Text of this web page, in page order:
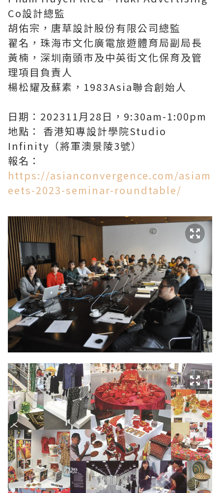
Co設計總監
胡佑宗，唐草設計股份有限公司總監
翟名，珠海市文化廣電旅遊體育局副局長
黃楠，深圳南頭市及中英街文化保育及管
理項目負責人
楊松耀及蘇素，1983Asia聯合創始人
日期：202311月28日，9:30am-1:00pm
地點： 香港知專設計學院Studio
Infinity（將軍澳景陵3號）
報名：
https://asianconvergence.com/asiam
eets-2023-seminar-roundtable/